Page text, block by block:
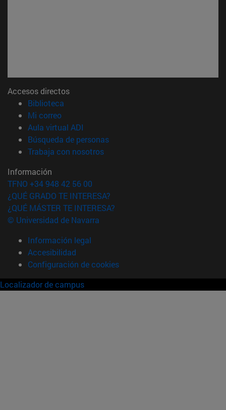
Accesos directos
Biblioteca
Mi correo(abre en nueva ventana)
Aula virtual ADI
Búsqueda de personas(abre en nueva ventana)
Trabaja con nosotros(abre en nueva ventana)
Información
TFNO +34 948 42 56 00
¿QUÉ GRADO TE INTERESA?
¿QUÉ MÁSTER TE INTERESA?
© Universidad de Navarra
Información legal
Accesibilidad
Configuración de cookies
Localizador de campus